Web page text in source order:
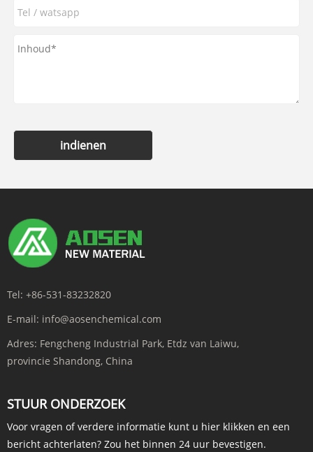
indienen
Tel: +86-531-83232820
E-mail: info@aosenchemical.com
Adres: Fengcheng Industrial Park, Etdz van Laiwu,
provincie Shandong, China
STUUR ONDERZOEK
Voor vragen of verdere informatie kunt u hier klikken en een
bericht achterlaten? Zou het binnen 24 uur bevestigen.